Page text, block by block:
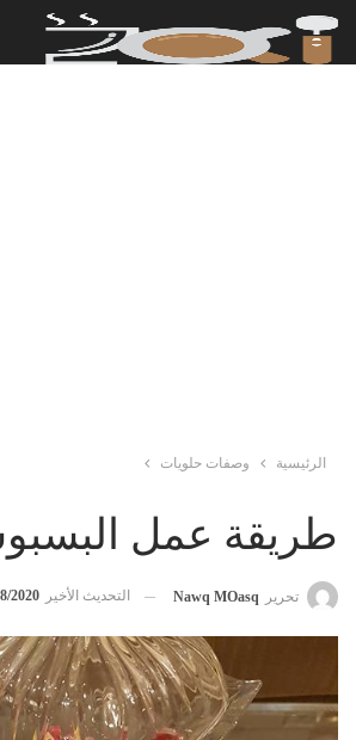
الرئيسية وصفات حلويات
طريقة عمل
تحرير Nawq MOasq التحديث الأخير 2020